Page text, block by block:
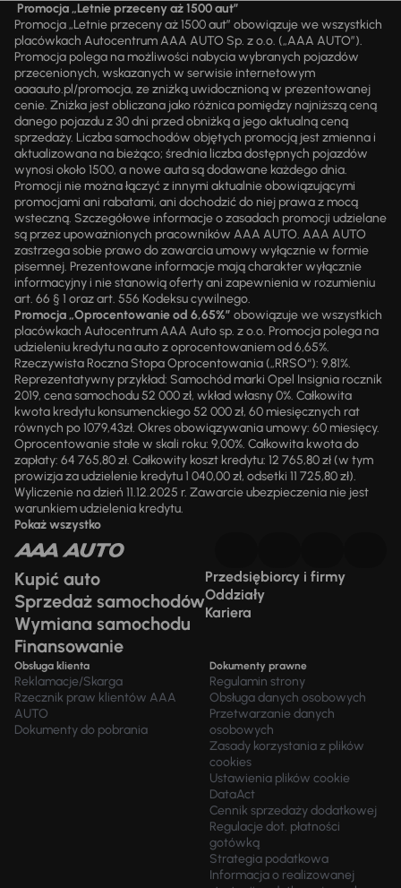
Promocja „Letnie przeceny aż 1500 aut”
Promocja „Letnie przeceny aż 1500 aut” obowiązuje we wszystkich
placówkach Autocentrum AAA AUTO Sp. z o.o. („AAA AUTO”).
Promocja polega na możliwości nabycia wybranych pojazdów
przecenionych, wskazanych w serwisie internetowym
aaaauto.pl/promocja, ze zniżką uwidocznioną w prezentowanej
cenie. Zniżka jest obliczana jako różnica pomiędzy najniższą ceną
danego pojazdu z 30 dni przed obniżką a jego aktualną ceną
sprzedaży. Liczba samochodów objętych promocją jest zmienna i
aktualizowana na bieżąco; średnia liczba dostępnych pojazdów
wynosi około 1500, a nowe auta są dodawane każdego dnia.
Promocji nie można łączyć z innymi aktualnie obowiązującymi
promocjami ani rabatami, ani dochodzić do niej prawa z mocą
wsteczną. Szczegółowe informacje o zasadach promocji udzielane
są przez upoważnionych pracowników AAA AUTO. AAA AUTO
zastrzega sobie prawo do zawarcia umowy wyłącznie w formie
pisemnej. Prezentowane informacje mają charakter wyłącznie
informacyjny i nie stanowią oferty ani zapewnienia w rozumieniu
art. 66 § 1 oraz art. 556 Kodeksu cywilnego.
Promocja „Oprocentowanie od 6,65%” obowiązuje we wszystkich
placówkach Autocentrum AAA Auto sp. z o.o. Promocja polega na
udzieleniu kredytu na auto z oprocentowaniem od 6,65%.
Rzeczywista Roczna Stopa Oprocentowania („RRSO“): 9,81%.
Reprezentatywny przykład: Samochód marki Opel Insignia rocznik
2019, cena samochodu 52 000 zł, wkład własny 0%. Całkowita
kwota kredytu konsumenckiego 52 000 zł, 60 miesięcznych rat
równych po 1079,43zł. Okres obowiązywania umowy: 60 miesięcy.
Oprocentowanie stałe w skali roku: 9,00%. Całkowita kwota do
zapłaty: 64 765,80 zł. Całkowity koszt kredytu: 12 765,80 zł (w tym
prowizja za udzielenie kredytu 1 040,00 zł, odsetki 11 725,80 zł).
Wyliczenie na dzień 11.12.2025 r. Zawarcie ubezpieczenia nie jest
warunkiem udzielenia kredytu.
Pokaż wszystko
Kupić auto
Sprzedaż samochodów
Wymiana samochodu
Finansowanie
Przedsiębiorcy i firmy
Oddziały
Kariera
Obsługa klienta
Reklamacje/Skarga
Rzecznik praw klientów AAA
AUTO
Dokumenty do pobrania
Dokumenty prawne
Regulamin strony
Obsługa danych osobowych
Przetwarzanie danych
osobowych
Zasady korzystania z plików
cookies
Ustawienia plików cookie
DataAct
Cennik sprzedaży dodatkowej
Regulacje dot. płatności
gotówką
Strategia podatkowa
Informacja o realizowanej